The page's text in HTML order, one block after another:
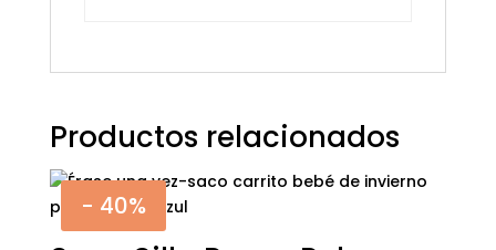
Productos relacionados
- 40%